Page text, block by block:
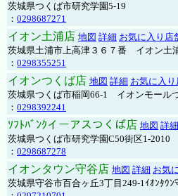
茨城県つくば市研究学園5-19
： 0298687271
イオン土浦店 地図 詳細 お気に入り店
茨城県土浦市上高津３６７番 イオン土
： 0298355251
イオンつくば店 地図 詳細 お気に入
茨城県つくば市稲岡66-1 イオンモール
： 0298392241
ｿﾌﾄﾊﾞﾝｸイーアスつくば店 地図 詳細
茨城県つくば市研究学園C50街区1-2010
： 0298687278
イオンタウン守谷店 地図 詳細 お気
茨城県守谷市百合ヶ丘3丁目249-1ｲｵﾝﾀｳﾝ